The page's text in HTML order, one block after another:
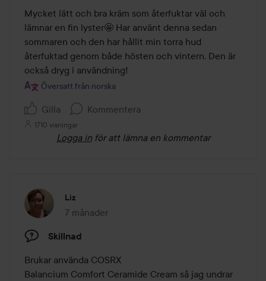
av
5
Mycket lätt och bra kräm som återfuktar väl och
lämnar en fin lyster🤩 Har använt denna sedan
sommaren och den har hållit min torra hud
återfuktad genom både hösten och vintern. Den är
också dryg i användning!
Översatt från norska
Gilla Kommentera
1710 visningar
Logga in för att lämna en kommentar
Liz
7 månader
Inlägget skapades 7 månader
Skillnad
Brukar använda COSRX
Balancium Comfort Ceramide Cream så jag undrar